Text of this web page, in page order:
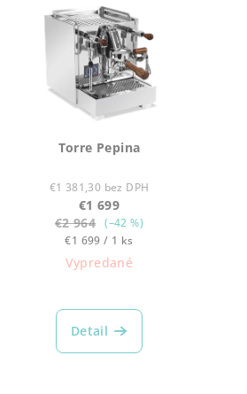
Torre Pepina
€1 381,30 bez DPH
€1 699
€2 964
(–42 %)
Jednotková
cena:
€1 699 / 1 ks
Vypredané
Detail